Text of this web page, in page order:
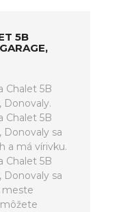
5B
Chalet 5B
Donovaly.
Chalet 5B
Donovaly sa
a má vírivku.
Chalet 5B
Donovaly sa
meste